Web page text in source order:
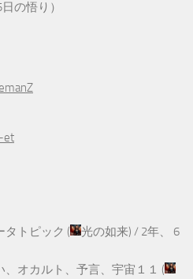
の悟り）
et
タトピック ( 光の如来) / 2年、 6
オカルト、予言、宇宙１１ (